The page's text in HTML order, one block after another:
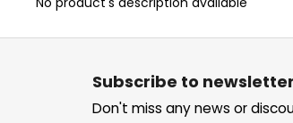
F
Subscribe to newsletter
Don't miss any news or